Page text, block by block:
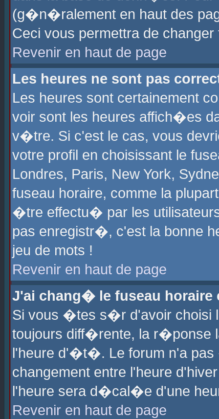
(g�n�ralement en haut des
Ceci vous permettra de
Revenir en haut de page
Les heures ne sont pas
Les heures sont certainement
voir sont les heures affich�es
v�tre. Si c'est le cas, vous
votre profil en choisissant le
Londres, Paris, New York,
fuseau horaire, comme la
�tre effectu� par les
pas enregistr�, c'est la bonne
jeu de mots !
Revenir en haut de page
J'ai chang� le fuseau horaire
Si vous �tes s�r d'avoir choisi
toujours diff�rente, la r�ponse
l'heure d'�t�. Le forum n'a
changement entre l'heure
l'heure sera d�cal�e d'une
Revenir en haut de page